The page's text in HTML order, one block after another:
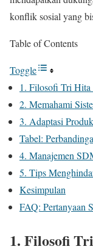
konflik sosial yang
Table of Contents
Toggle
1. Filosofi Tri Hita
2. Memahami
3. Adaptasi
Tabel:
4. Manajemen
5. Tips
Kesimpulan
FAQ: Pertanyaan
1. Filosofi